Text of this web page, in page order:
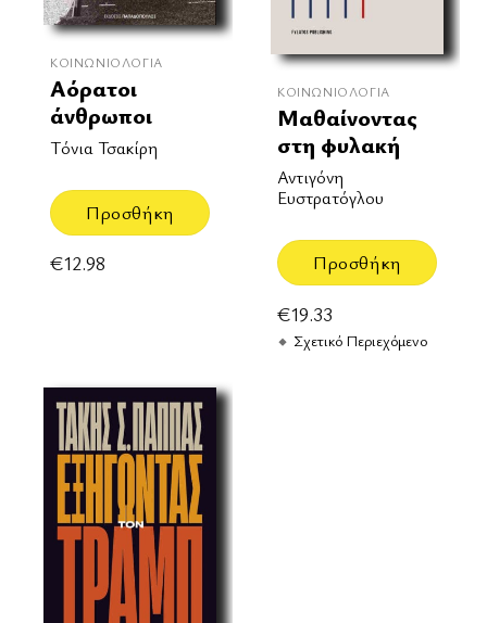
ΚΟΙΝΩΝΙΟΛΟΓΊΑ
Αόρατοι
άνθρωποι
Τόνια Τσακίρη
Προσθήκη
€12.98
ΚΟΙΝΩΝΙΟΛΟΓΊΑ
Μαθαίνοντας
στη φυλακή
Αντιγόνη
Ευστρατόγλου
Προσθήκη
€19.33
Σχετικό Περιεχόμενο